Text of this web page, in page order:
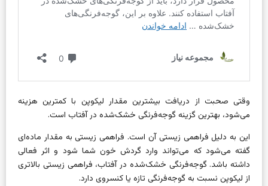
وقتی صحبت از دریافت بیشترین مقدار لیکوپن با کمترین هزینه
می‌شود، بهترین گزینه گوجه‌فرنگی خشک‌شده در آفتاب است.
این به دلیل فراهمی زیستی آن است. فراهمی زیستی به مقدار ماده‌ای
گفته می‌شود که می‌تواند وارد گردش خون شما شود و اثر فعالی
داشته باشد. گوجه‌فرنگی خشک‌شده در آفتاب، فراهمی زیستی بالاتری
از لیکوپن نسبت به گوجه‌فرنگی تازه یا کنسروی دارد.